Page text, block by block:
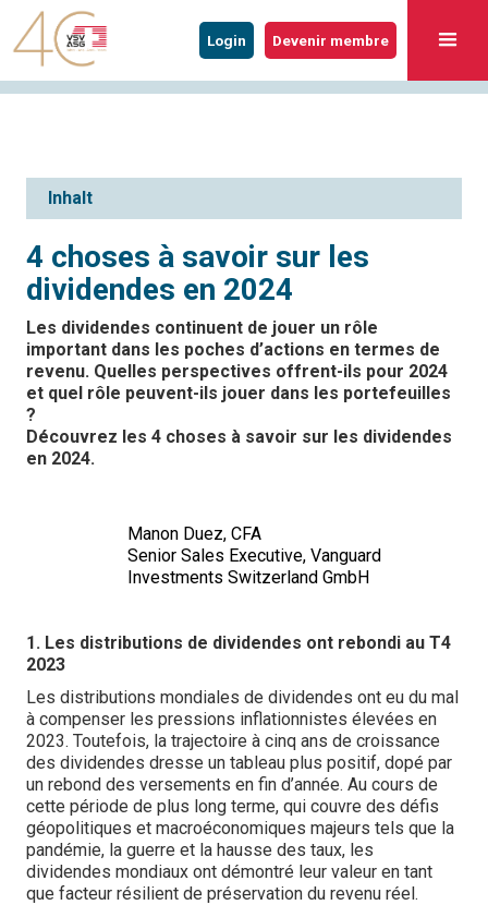
Devenir membre
Login
Inhalt
4 choses à savoir sur les
dividendes en 2024
Les dividendes continuent de jouer un rôle
important dans les poches d’actions en termes de
revenu. Quelles perspectives offrent-ils pour 2024
et quel rôle peuvent-ils jouer dans les portefeuilles
?
Découvrez les 4 choses à savoir sur les dividendes
en 2024.
Manon Duez, CFA
Senior Sales Executive, Vanguard
Investments Switzerland GmbH
1. Les distributions de dividendes ont rebondi au T4
2023
Les distributions mondiales de dividendes ont eu du mal
à compenser les pressions inflationnistes élevées en
2023. Toutefois, la trajectoire à cinq ans de croissance
des dividendes dresse un tableau plus positif, dopé par
un rebond des versements en fin d’année. Au cours de
cette période de plus long terme, qui couvre des défis
géopolitiques et macroéconomiques majeurs tels que la
pandémie, la guerre et la hausse des taux, les
dividendes mondiaux ont démontré leur valeur en tant
que facteur résilient de préservation du revenu réel.